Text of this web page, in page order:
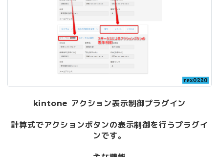
kintone アクション表示制御プラグイン
計算式でアクションボタンの表示制御を行うプラグイ
ンです。